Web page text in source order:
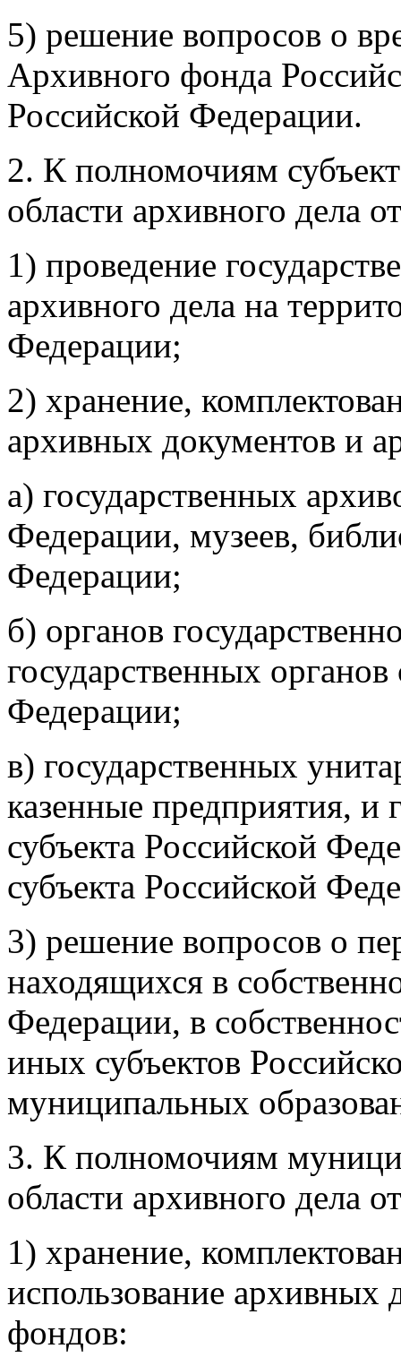
5) решение вопросов о
Архивного фонда
Российской Федерации.
2. К полномочиям
области архивного дела
1) проведение
архивного дела на
Федерации;
2) хранение,
архивных документов и
а) государственных
Федерации, музеев,
Федерации;
б) органов
государственных
Федерации;
в) государственных
казенные предприятия, и
субъекта Российской
субъекта Российской
3) решение вопросов о
находящихся в
Федерации, в
иных субъектов
муниципальных
3. К полномочиям
области архивного дела
1) хранение,
использование архивных
фондов: